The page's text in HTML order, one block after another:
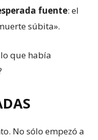
fuente: el
súbita».
que había
No sólo empezó a